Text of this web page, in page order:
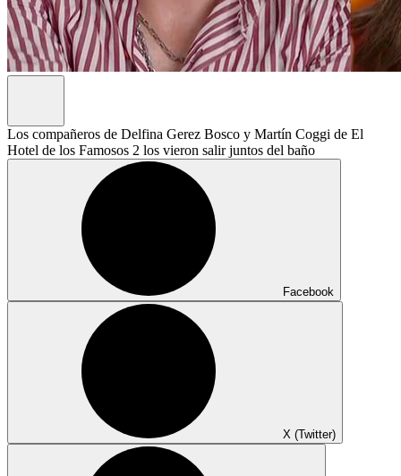
Los compañeros de Delfina Gerez Bosco y Martín Coggi de El
Hotel de los Famosos 2 los vieron salir juntos del baño
Facebook
X (Twitter)